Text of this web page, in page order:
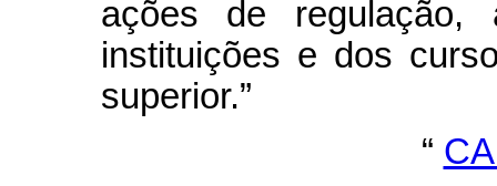
ações de regulação,
instituições e dos
superior.”
“